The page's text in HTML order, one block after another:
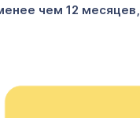
чем 12 месяцев,